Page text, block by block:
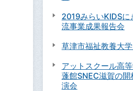
2019みらいKIDSに
流事業成果報告会
草津市福祉教養大
アットスクール高
蓬館SNEC滋賀の開
演会